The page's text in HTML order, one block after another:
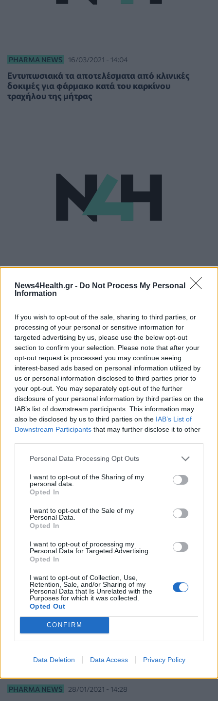
News4Health.gr - Do Not Process My Personal
Information
If you wish to opt-out of the sale, sharing to third parties, or
processing of your personal or sensitive information for
targeted advertising by us, please use the below opt-out
section to confirm your selection. Please note that after your
opt-out request is processed you may continue seeing
interest-based ads based on personal information utilized by
us or personal information disclosed to third parties prior to
your opt-out. You may separately opt-out of the further
disclosure of your personal information by third parties on the
IAB’s list of downstream participants. This information may
also be disclosed by us to third parties on the IAB’s List of
Downstream Participants that may further disclose it to other
Personal Data Processing Opt Outs
I want to opt-out of the Sharing of my
personal data.
Opted In
I want to opt-out of the Sale of my
Personal Data.
Opted In
I want to opt-out of processing my
Personal Data for Targeted Advertising.
Opted In
I want to opt-out of Collection, Use,
Retention, Sale, and/or Sharing of my
Personal Data that Is Unrelated with the
Purposes for which it was collected.
Opted Out
CONFIRM
Data Deletion Data Access Privacy Policy
PHARMA NEWS 16/03/2021 - 14:04
Εντυπωσιακά τα αποτελέσματα από κλινικές
δοκιμές για φάρμακο κατά του καρκίνου
τραχήλου της μήτρας
Κορονοϊός: Σύσταση EMA για χρήση του κοκτέιλ
PHARMA NEWS 02/02/2021 - 13:59
Στο «μικροσκόπιο» του EMA το κοκτέιλ
αντισωμάτων της Regeneron
PHARMA NEWS 28/01/2021 - 14:28